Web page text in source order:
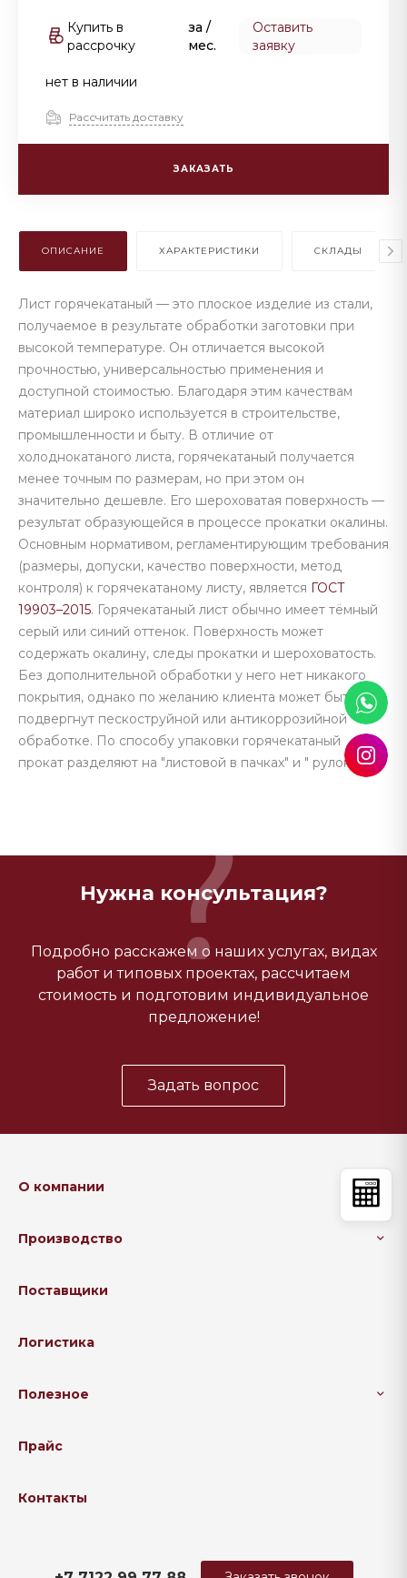
Купить в
рассрочку
за/
мес.
Оставить
заявку
нет в наличии
Рассчитать доставку
ЗАКАЗАТЬ
ОПИСАНИЕ ХАРАКТЕРИСТИКИ СКЛАДЫ
Лист горячекатаный — это плоское изделие из стали,
получаемое в результате обработки заготовки при
высокой температуре. Он отличается высокой
прочностью, универсальностью применения и
доступной стоимостью. Благодаря этим качествам
материал широко используется в строительстве,
промышленности и быту. В отличие от
холоднокатаного листа, горячекатаный получается
менее точным по размерам, но при этом он
значительно дешевле. Его шероховатая поверхность —
результат образующейся в процессе прокатки окалины.
Основным нормативом, регламентирующим требования
(размеры, допуски, качество поверхности, метод
контроля) к горячекатаному листу, является ГОСТ
19903–2015. Горячекатаный лист обычно имеет тёмный
серый или синий оттенок. Поверхность может
содержать окалину, следы прокатки и шероховатость.
Без дополнительной обработки у него нет никакого
покрытия, однако по желанию клиента может быть
подвергнут пескоструйной или антикоррозийной
обработке. По способу упаковки горячекатаный
прокат разделяют на "листовой в пачках" и " рулонный".
Нужна консультация?
Подробно расскажем о наших услугах, видах
работ и типовых проектах, рассчитаем
стоимость и подготовим индивидуальное
предложение!
Задать вопрос
О компании
Производство
Поставщики
Логистика
Полезное
Прайс
Контакты